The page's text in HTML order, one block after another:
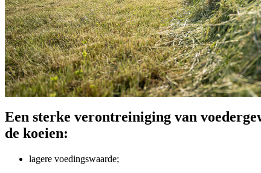
Een sterke verontreiniging van
de koeien:
lagere voedingswaarde;